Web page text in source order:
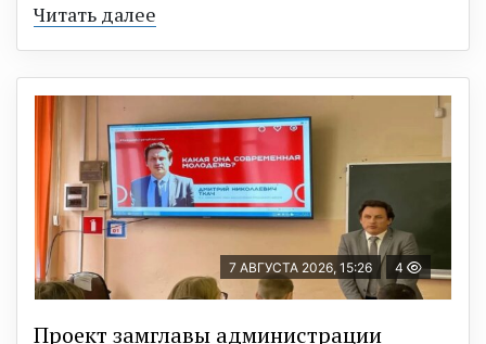
Читать далее
7 АВГУСТА 2026, 15:26 4
Проект замглавы администрации